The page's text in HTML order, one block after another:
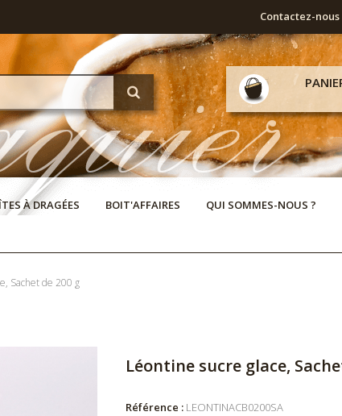
Contactez-nous
À DRAGÉES BOIT'AFFAIRES QUI SOMMES-NOUS ?
Sachet de 200 g
Léontine sucre glace,
Référence : LEONTINACB0200SA